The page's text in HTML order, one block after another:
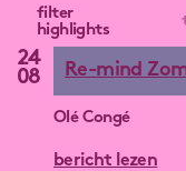
filter
highlights
24
08
Re-mind
Olé Congé
bericht lezen